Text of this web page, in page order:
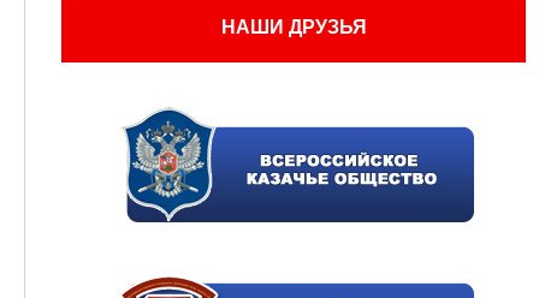
НАШИ ДРУЗЬЯ